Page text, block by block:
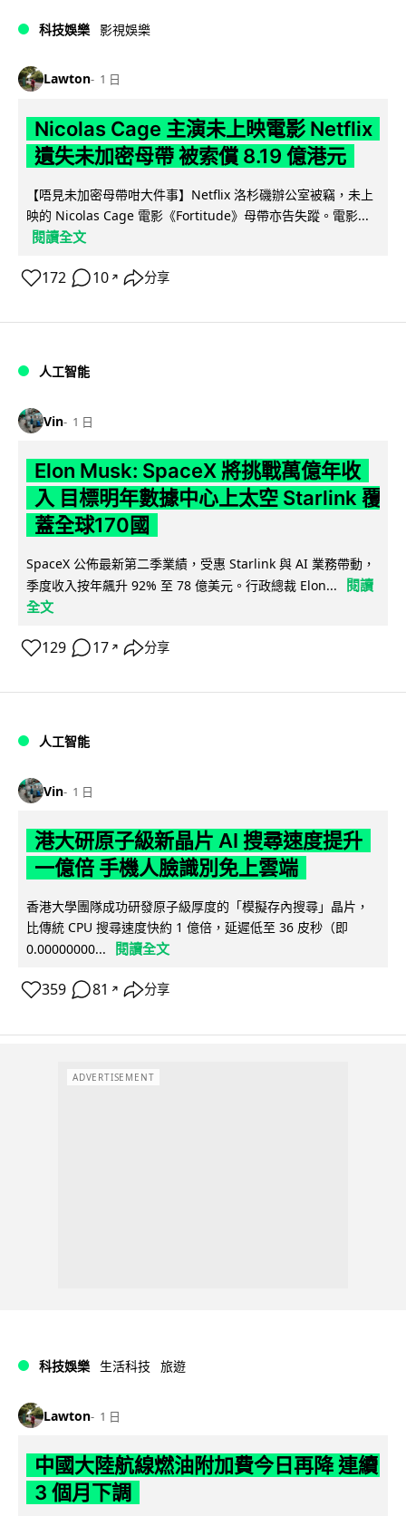
科技娛樂 影視娛樂
Lawton 1 日
Nicolas Cage 主演未上映電影 Netflix
遺失未加密母帶 被索償 8.19 億港元
【唔見未加密母帶咁大件事】Netflix 洛杉磯辦公室被竊，未上
映的 Nicolas Cage 電影《Fortitude》母帶亦告失蹤。電影...
閱讀全文
172 10 ↗ 分享
人工智能
Vin 1 日
Elon Musk: SpaceX 將挑戰萬億年收
入 目標明年數據中心上太空 Starlink 覆
蓋全球170國
SpaceX 公佈最新第二季業績，受惠 Starlink 與 AI 業務帶動，
季度收入按年飆升 92% 至 78 億美元。行政總裁 Elon...
閱讀
全文
129 17 ↗ 分享
人工智能
Vin 1 日
港大研原子級新晶片 AI 搜尋速度提升
一億倍 手機人臉識別免上雲端
香港大學團隊成功研發原子級厚度的「模擬存內搜尋」晶片，
比傳統 CPU 搜尋速度快約 1 億倍，延遲低至 36 皮秒（即
0.00000000...
閱讀全文
359 81 ↗ 分享
ADVERTISEMENT
科技娛樂 生活科技 旅遊
Lawton 1 日
中國大陸航線燃油附加費今日再降 連續
3 個月下調